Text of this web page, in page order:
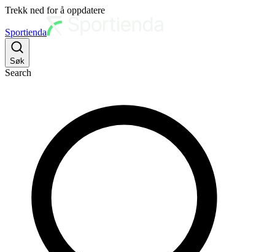
Trekk ned for å oppdatere
Sportienda
Søk
Search